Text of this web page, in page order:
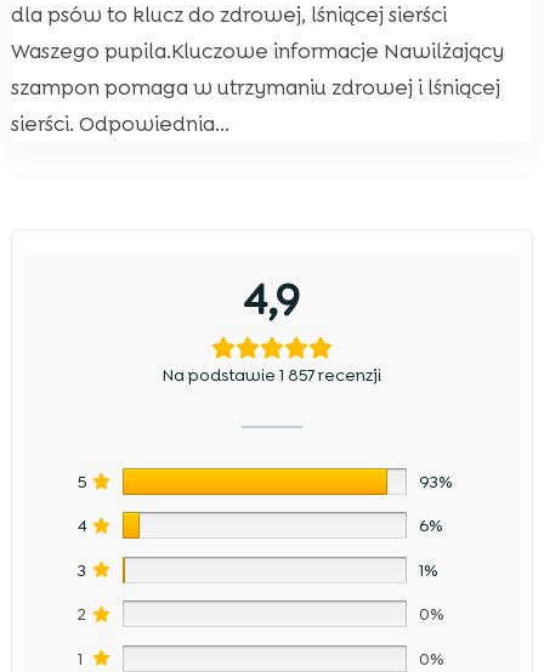
dla psów to klucz do zdrowej, lśniącej sierści
Waszego pupila.Kluczowe informacje Nawilżający
szampon pomaga w utrzymaniu zdrowej i lśniącej
sierści. Odpowiednia...
4,9
Na podstawie 1 857 recenzji
5 93%
4 6%
3 1%
2 0%
1 0%